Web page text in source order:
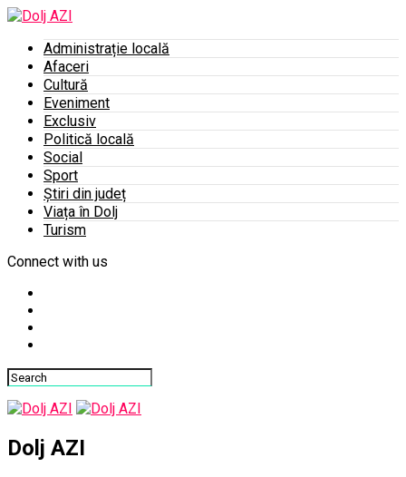
Administrație locală
Afaceri
Cultură
Eveniment
Exclusiv
Politică locală
Social
Sport
Știri din județ
Viața în Dolj
Turism
Connect with us
Dolj AZI